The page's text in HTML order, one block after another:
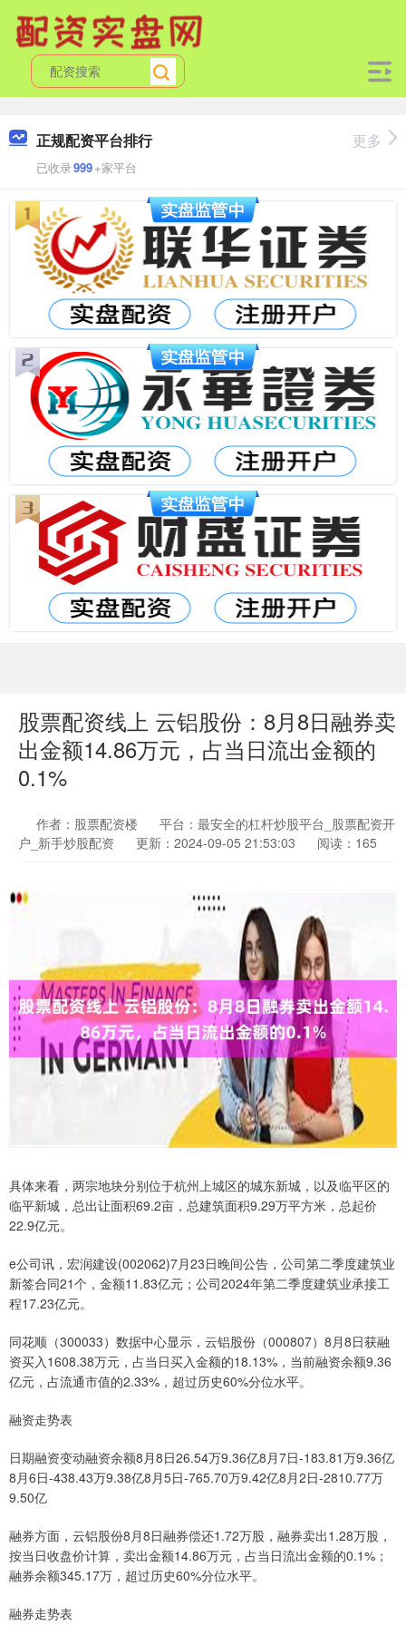
正规配资平台排行
已收录999+家平台
更多
股票配资线上 云铝股份：8月8日融券卖
出金额14.86万元，占当日流出金额的
0.1%
作者：股票配资楼
平台：最安全的杠杆炒股平台_股票配资开
户_新手炒股配资
更新：2024-09-05 21:53:03 阅读：165
具体来看，两宗地块分别位于杭州上城区的城东新城，以及临平区的
临平新城，总出让面积69.2亩，总建筑面积9.29万平方米，总起价
22.9亿元。
e公司讯，宏润建设(002062)7月23日晚间公告，公司第二季度建筑业
新签合同21个，金额11.83亿元；公司2024年第二季度建筑业承接工
程17.23亿元。
同花顺（300033）数据中心显示，云铝股份（000807）8月8日获融
资买入1608.38万元，占当日买入金额的18.13%，当前融资余额9.36
亿元，占流通市值的2.33%，超过历史60%分位水平。
融资走势表
日期融资变动融资余额8月8日26.54万9.36亿8月7日-183.81万9.36亿
8月6日-438.43万9.38亿8月5日-765.70万9.42亿8月2日-2810.77万
9.50亿
融券方面，云铝股份8月8日融券偿还1.72万股，融券卖出1.28万股，
按当日收盘价计算，卖出金额14.86万元，占当日流出金额的0.1%；
融券余额345.17万，超过历史60%分位水平。
融券走势表